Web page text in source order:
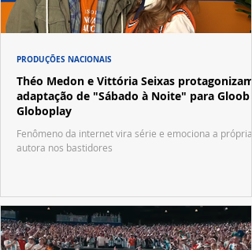
Théo Medon e Vittória Seixas protagonizam
adaptação de "Sábado à Noite" para Gloob e
Globoplay
Fenômeno da internet vira série e emociona a própria
autora nos bastidores
PRODUÇÕES NACIONAIS